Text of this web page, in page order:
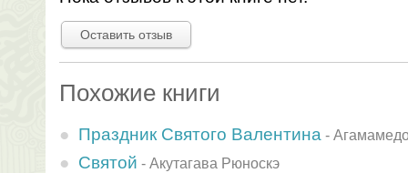
Оставить отзыв
Похожие книги
Праздник Святого Валентина -
Святой - Акутагава Рюноскэ